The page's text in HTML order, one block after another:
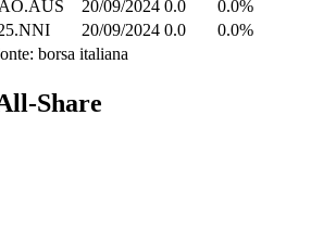
20/09/2024 0.0
0.0%
20/09/2024 0.0
0.0%
borsa italiana
Share